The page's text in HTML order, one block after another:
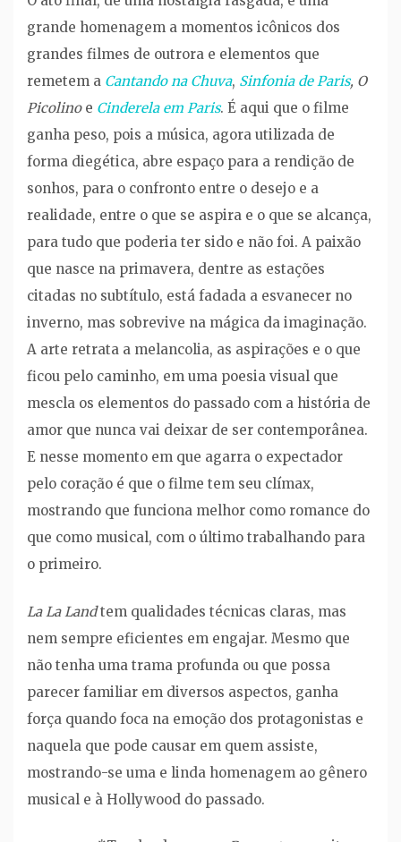
grande homenagem a momentos icônicos dos
grandes filmes de outrora e elementos que
remetem a Cantando na Chuva, Sinfonia de Paris, O
Picolinoe Cinderela em Paris. É aqui que o filme
ganha peso, pois a música, agora utilizada de
forma diegética, abre espaço para a rendição de
sonhos, para o confronto entre o desejo e a
realidade, entre o que se aspira e o que se alcança,
para tudo que poderia ter sido e não foi. A paixão
que nasce na primavera, dentre as estações
citadas no subtítulo, está fadada a esvanecer no
inverno, mas sobrevive na mágica da imaginação.
A arte retrata a melancolia, as aspirações e o que
ficou pelo caminho, em uma poesia visual que
mescla os elementos do passado com a história de
amor que nunca vai deixar de ser contemporânea.
E nesse momento em que agarra o expectador
pelo coração é que o filme tem seu clímax,
mostrando que funciona melhor como romance do
que como musical, com o último trabalhando para
o primeiro.
La La Landtem qualidades técnicas claras, mas
nem sempre eficientes em engajar. Mesmo que
não tenha uma trama profunda ou que possa
parecer familiar em diversos aspectos, ganha
força quando foca na emoção dos protagonistas e
naquela que pode causar em quem assiste,
mostrando-se uma e linda homenagem ao gênero
musical e à Hollywood do passado.